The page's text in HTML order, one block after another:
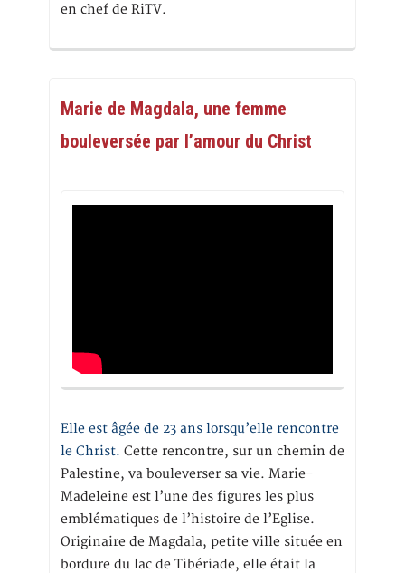
en chef de RiTV.
Marie de Magdala, une femme
bouleversée par l’amour du Christ
Elle est âgée de 23 ans lorsqu’elle rencontre
le Christ. Cette rencontre, sur un chemin de
Palestine, va bouleverser sa vie. Marie-
Madeleine est l’une des figures les plus
emblématiques de l’histoire de l’Eglise.
Originaire de Magdala, petite ville située en
bordure du lac de Tibériade, elle était la